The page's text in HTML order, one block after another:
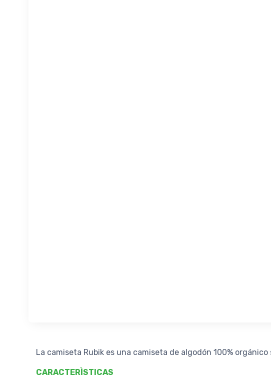
La camiseta Rubik es una camiseta de algodón 100%
CARACTERÌSTICAS